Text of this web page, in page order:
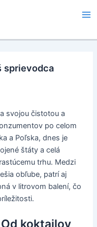
sprievodca
svojou čistotou a
po celom
a Poľska, dnes je
štáty a celá
trhu. Medzi
obľube, patrí aj
v litrovom balení, čo
koktailov